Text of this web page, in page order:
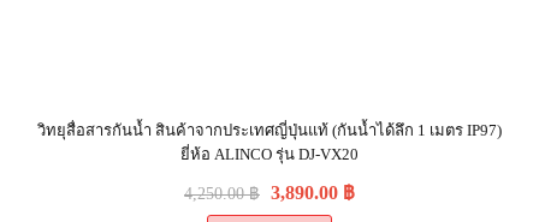
วิทยุสื่อสารกันน้ำ สินค้าจากประเทศญี่ปุ่นแท้ (กันน้ำได้ลึก 1 เมตร IP97)
ยี่ห้อ ALINCO รุ่น DJ-VX20
4,250.00฿ 3,890.00 ฿